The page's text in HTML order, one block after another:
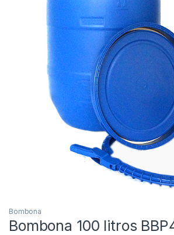
Bombona
Bombona 100 litros